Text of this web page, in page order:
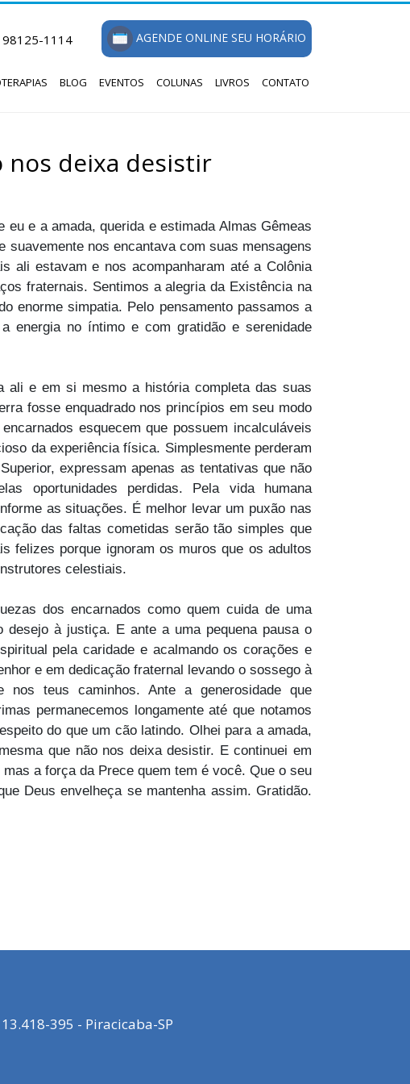
98125-1114 AGENDE ONLINE SEU HORÁRIO
BLOG EVENTOS COLUNAS LIVROS CONTATO
nos deixa desistir
e a amada, querida e estimada Almas Gêmeas
nos encantava com suas mensagens
ali estavam e nos acompanharam até a Colônia
fraternais. Sentimos a alegria da Existência na
enorme simpatia. Pelo pensamento passamos a
energia no íntimo e com gratidão e serenidade
ali e em si mesmo a história completa das suas
fosse enquadrado nos princípios em seu modo
esquecem que possuem incalculáveis
da experiência física. Simplesmente perderam
expressam apenas as tentativas que não
oportunidades perdidas. Pela vida humana
as situações. É melhor levar um puxão nas
das faltas cometidas serão tão simples que
felizes porque ignoram os muros que os adultos
celestiais.
dos encarnados como quem cuida de uma
à justiça. E ante a uma pequena pausa o
pela caridade e acalmando os corações e
e em dedicação fraternal levando o sossego à
nos teus caminhos. Ante a generosidade que
permanecemos longamente até que notamos
do que um cão latindo. Olhei para a amada,
que não nos deixa desistir. E continuei em
a força da Prece quem tem é você. Que o seu
Deus envelheça se mantenha assim. Gratidão.
395 - Piracicaba-SP